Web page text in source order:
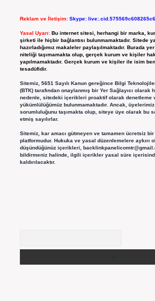
Reklam ve İletişim: Skype:
Yasal Uyarı: Bu internet sitesi, herhangi bir marka,
şirketi ile hiçbir bağlantısı bulunmamaktadır. Sitede
hazırladığımız makaleler paylaşılmaktadır. Burada
niteliği taşımamakta olup, gerçek kurum ve kişiler
yapılmamaktadır. Gerçek kurum ve kişiler ile isim
tesadüfidir.
Sitemiz, 5651 Sayılı Kanun gereğince Bilgi
(BTK) tarafından onaylanmış bir Yer Sağlayıcı olarak
nedenle, sitedeki içerikleri proaktif olarak denetleme
yükümlülüğümüz bulunmamaktadır. Ancak,
sorumluluğunu taşımakta olup, siteye üye olarak bu
etmiş sayılırlar.
Sitemiz, kar amacı gütmeyen ve tamamen ücretsiz
platformudur. Hukuka ve yasal düzenlemelere aykırı
düşündüğünüz içerikleri,
bildirmeniz halinde, ilgili içerikler yasal süre
kaldırılacaktır.